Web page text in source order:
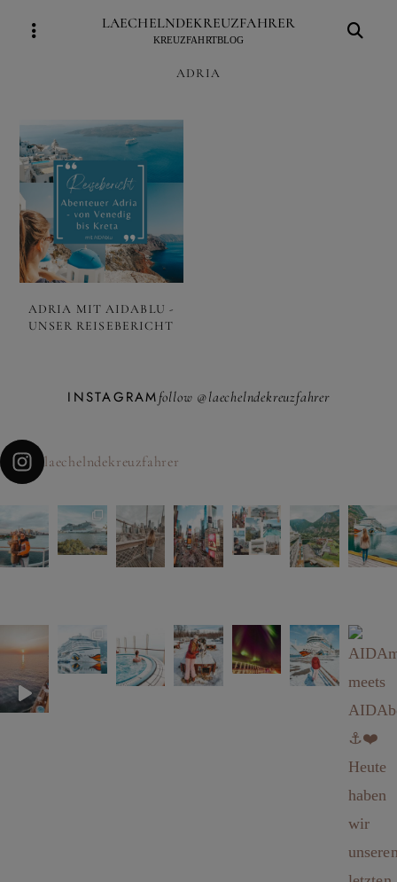
LAECHELNDEKREUZFAHRER
KREUZFAHRTBLOG
ADRIA
ADRIA MIT AIDABLU -
UNSER REISEBERICHT
INSTAGRAM follow @laechelndekreuzfahrer
laechelndekreuzfahrer